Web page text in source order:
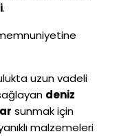
.
uzun vadeli
deniz
sunmak için
malzemeleri